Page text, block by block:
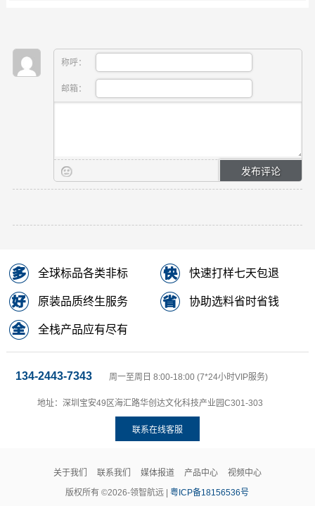
称呼：
邮箱：
全球标品各类非标 快速打样七天包退
原装品质终生服务 协助选料省时省钱
全栈产品应有尽有
134-2443-7343 周一至周日 8:00-18:00 (7*24小时VIP服务)
地址：深圳宝安49区海汇路华创达文化科技产业园C301-303
联系在线客服
关于我们 联系我们 媒体报道 产品中心
视频中心
版权所有 ©2026-领智航远 |粤ICP备18156536号